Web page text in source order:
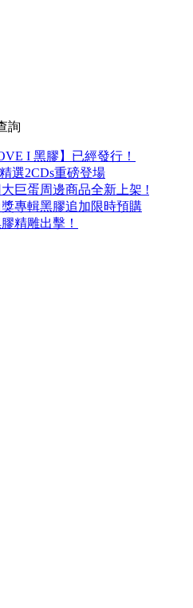
詢
I 黑膠】已經發行！
選2CDs重磅登場
巨蛋周邊商品全新上架 !
專輯黑膠追加限時預購
精雕出擊！